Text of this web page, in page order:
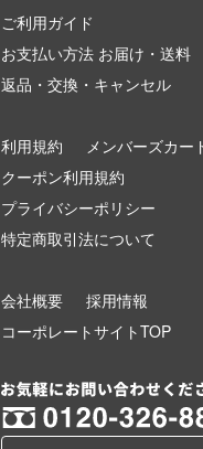
ご利用ガイド
お支払い方法 お届け・送料
返品・交換・キャンセル
利用規約
メンバーズカー
クーポン利用規約
プライバシーポリシー
特定商取引法について
会社概要
採用情報
コーポレートサイトTOP